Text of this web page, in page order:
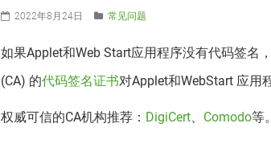
2022年8月24日 常见问题
如果Applet和Web Start应用程序没有代码签名
(CA) 的代码签名证书对Applet和WebStart 应用
权威可信的CA机构推荐： DigiCert Comodo等。